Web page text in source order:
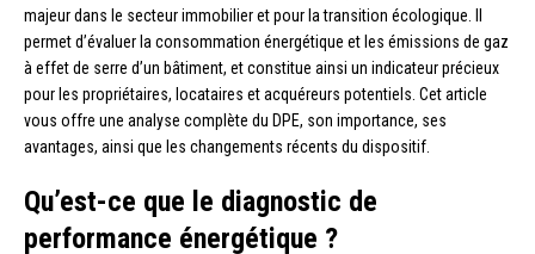
majeur dans le secteur immobilier et pour la transition écologique. Il
permet d’évaluer la consommation énergétique et les émissions de gaz
à effet de serre d’un bâtiment, et constitue ainsi un indicateur précieux
pour les propriétaires, locataires et acquéreurs potentiels. Cet article
vous offre une analyse complète du DPE, son importance, ses
avantages, ainsi que les changements récents du dispositif.
Qu’est-ce que le diagnostic de
performance énergétique ?